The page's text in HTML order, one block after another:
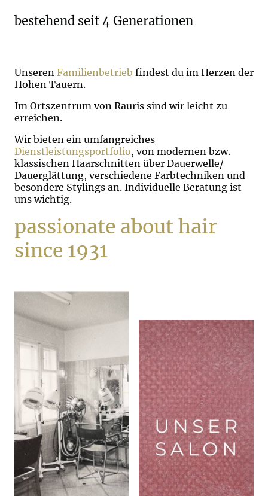
bestehend seit 4 Generationen
Unseren Familienbetrieb findest du im Herzen der
Hohen Tauern.
Im Ortszentrum von Rauris sind wir leicht zu
erreichen.
Wir bieten ein umfangreiches
Dienstleistungsportfolio, von modernen bzw.
klassischen Haarschnitten über Dauerwelle/
Dauerglättung, verschiedene Farbtechniken und
besondere Stylings an. Individuelle Beratung ist
uns wichtig.
passionate about hair
since 1931